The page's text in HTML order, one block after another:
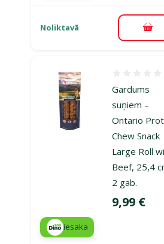
Noliktavā
Gardums
suņiem –
Ontario
Chew Snack
Large Roll
Beef, 25,4
2 gab.
Cena
9,99 €
iesaka